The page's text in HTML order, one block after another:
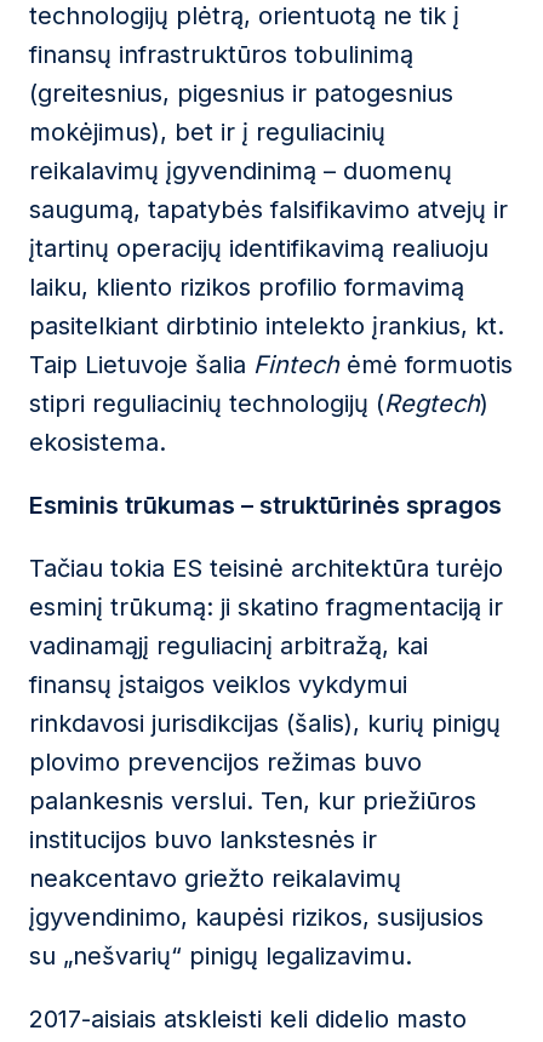
technologijų plėtrą, orientuotą ne tik į
finansų infrastruktūros tobulinimą
(greitesnius, pigesnius ir patogesnius
mokėjimus), bet ir į reguliacinių
reikalavimų įgyvendinimą – duomenų
saugumą, tapatybės falsifikavimo atvejų ir
įtartinų operacijų identifikavimą realiuoju
laiku, kliento rizikos profilio formavimą
pasitelkiant dirbtinio intelekto įrankius, kt.
Taip Lietuvoje šalia Fintechėmė formuotis
stipri reguliacinių technologijų (Regtech)
ekosistema.
Esminis trūkumas – struktūrinės spragos
Tačiau tokia ES teisinė architektūra turėjo
esminį trūkumą: ji skatino fragmentaciją ir
vadinamąjį reguliacinį arbitražą, kai
finansų įstaigos veiklos vykdymui
rinkdavosi jurisdikcijas (šalis), kurių pinigų
plovimo prevencijos režimas buvo
palankesnis verslui. Ten, kur priežiūros
institucijos buvo lankstesnės ir
neakcentavo griežto reikalavimų
įgyvendinimo, kaupėsi rizikos, susijusios
su „nešvarių“ pinigų legalizavimu.
2017-aisiais atskleisti keli didelio masto